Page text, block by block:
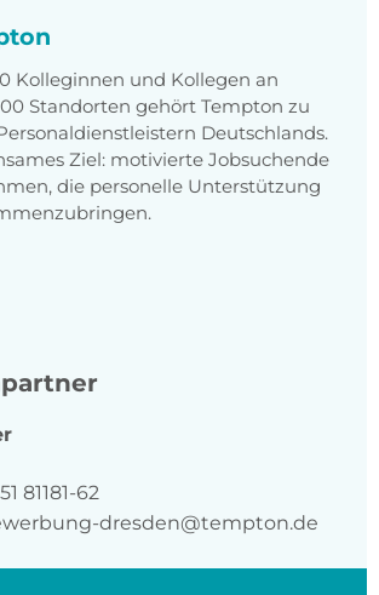
Kolleginnen und Kollegen an
Standorten gehört Tempton zu
Deutschlands.
Ziel: motivierte Jobsuchende
die personelle Unterstützung
81181-62
dresden@tempton.de